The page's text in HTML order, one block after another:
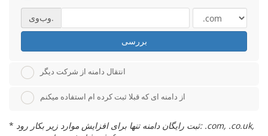
وب‌وی.
بررسی
انتقال دامنه از شرکت دیگر
از دامنه ای که قبلا ثبت کرده ام استفاده میکنم
* ثبت رایگان دامنه تنها برای افزایش موارد زیر بکار رود: .com, .co.uk,